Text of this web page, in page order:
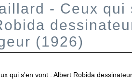
- Ceux qui
(1926)
qui s'en vont : Albert Robida